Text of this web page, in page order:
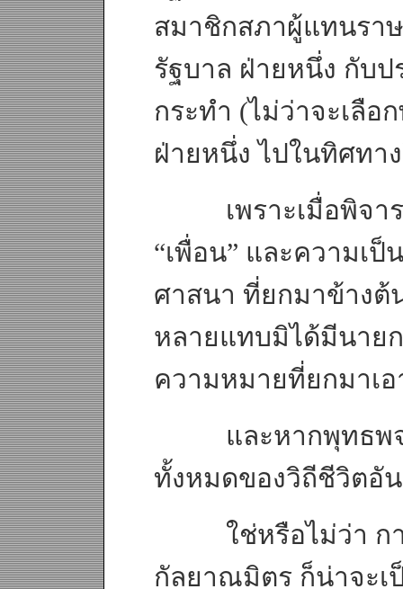
สมาชิกสภาผู้แทนรา
รัฐบาล ฝ่ายหนึ่ง กับ
กระทำ (ไม่ว่าจะเลือ
ฝ่ายหนึ่ง ไปในทิศทา
เพราะเมื่อพิจาร
“เพื่อน” และความเ
ศาสนา ที่ยกมาข้างต้
หลายแทบมิได้มีนาย
ความหมายที่ยกมาเอ
และหากพุทธพจน์
ทั้งหมดของวิถีชีวิตอั
ใช่หรือไม่ว่า การ
กัลยาณมิตร ก็น่าจะเ